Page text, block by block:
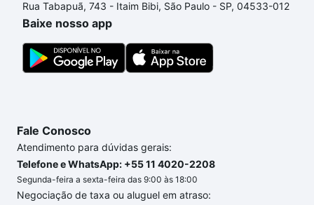
o imóvel dos seus sonhos com segurança e
conforto. Loft, com você até as chaves.
Rua Tabapuã, 743 - Itaim Bibi, São Paulo - SP, 04533-012
Baixe nosso app
Fale Conosco
Atendimento para dúvidas gerais:
Telefone e WhatsApp: +55 11 4020-2208
Segunda-feira a sexta-feira das 9:00 às 18:00
Negociação de taxa ou aluguel em atraso: